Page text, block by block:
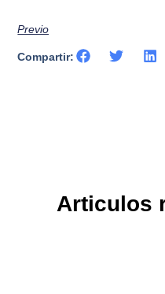
Previo
Compartir:
Articulos